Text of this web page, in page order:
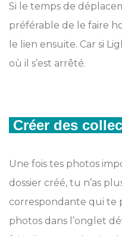
Si le temps de
préférable de le faire
le lien ensuite. Car si
où il s’est arrêté.
Créer des
Une fois tes photos
dossier créé, tu n’as
correspondante qui te
photos dans l’onglet